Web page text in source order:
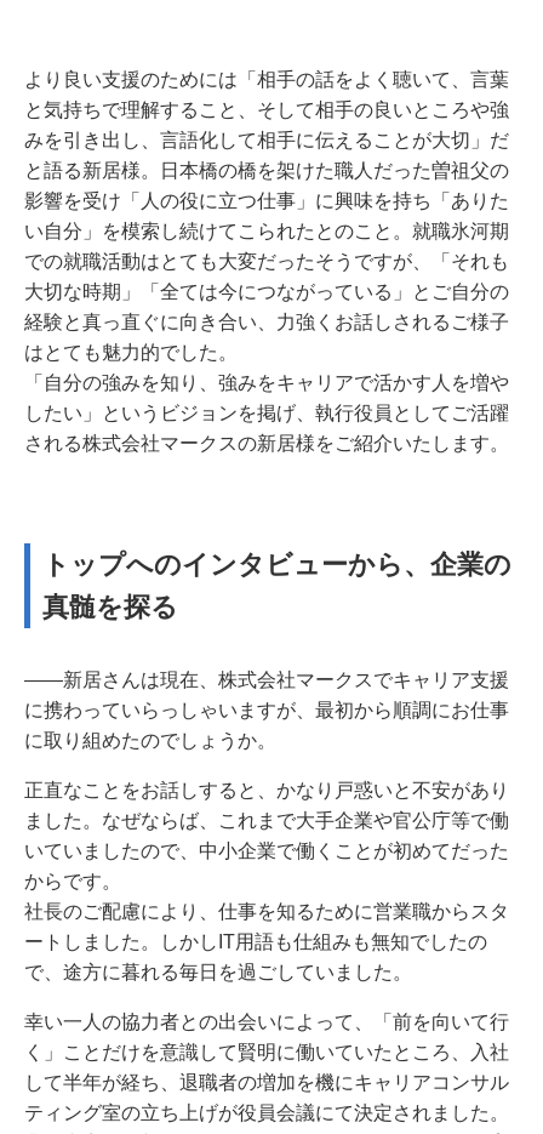
より良い支援のためには「相手の話をよく聴いて、言葉
と気持ちで理解すること、そして相手の良いところや強
みを引き出し、言語化して相手に伝えることが大切」だ
と語る新居様。日本橋の橋を架けた職人だった曽祖父の
影響を受け「人の役に立つ仕事」に興味を持ち「ありた
い自分」を模索し続けてこられたとのこと。就職氷河期
での就職活動はとても大変だったそうですが、「それも
大切な時期」「全ては今につながっている」とご自分の
経験と真っ直ぐに向き合い、力強くお話しされるご様子
はとても魅力的でした。
「自分の強みを知り、強みをキャリアで活かす人を増や
したい」というビジョンを掲げ、執行役員としてご活躍
される株式会社マークスの新居様をご紹介いたします。
トップへのインタビューから、企業の
真髄を探る
――新居さんは現在、株式会社マークスでキャリア支援
に携わっていらっしゃいますが、最初から順調にお仕事
に取り組めたのでしょうか。
正直なことをお話しすると、かなり戸惑いと不安があり
ました。なぜならば、これまで大手企業や官公庁等で働
いていましたので、中小企業で働くことが初めてだった
からです。
社長のご配慮により、仕事を知るために営業職からスタ
ートしました。しかしIT用語も仕組みも無知でしたの
で、途方に暮れる毎日を過ごしていました。
幸い一人の協力者との出会いによって、「前を向いて行
く」ことだけを意識して賢明に働いていたところ、入社
して半年が経ち、退職者の増加を機にキャリアコンサル
ティング室の立ち上げが役員会議にて決定されました。